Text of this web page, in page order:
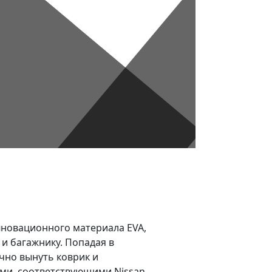
материала EVA,
багажнику. Попадая в
вынуть коврик и